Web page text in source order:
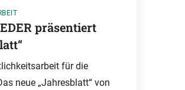
präsentiert
für die
neue „Jahresblatt“ von